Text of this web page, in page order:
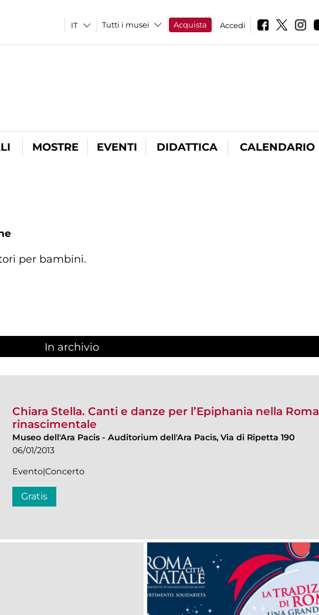
Tutti i musei Acquista Accedi
MOSTRE EVENTI DIDATTICA CALENDARIO
per bambini.
In archivio
Chiara Stella. Canti e danze per l’Epiphania nella Roma
rinascimentale
Museo dell'Ara Pacis - Auditorium dell'Ara Pacis, Via di Ripetta 190
06/01/2013
Evento|Concerto
Gratis